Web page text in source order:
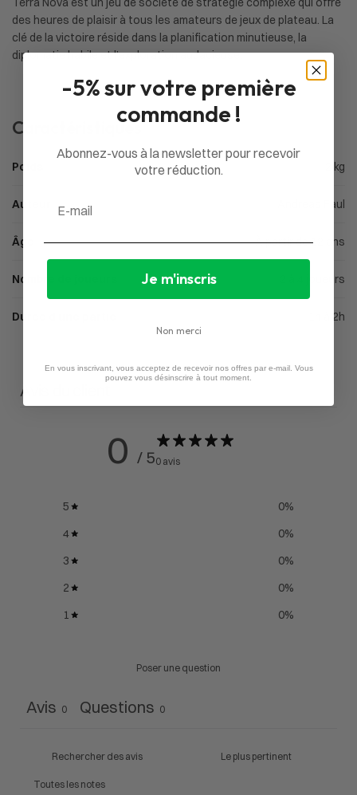
des heures de plaisir à tous les amateurs de jeux de plateau. La
clé de la victoire réside dans la planification minutieuse, la
diplomatie habile et l’exploration audacieuse.
Caractéristiques
Poids 2 kg
Auteur Andreas Faul
Âge À partir de 12 ans
Nombre de joueurs 2 à 4 joueurs
Durée d'une partie 1h à 2h
Avis du client
0 / 50 avis
5 0%
4
0%
3
0%
2
0%
1
0%
Poser une question
Avis 0 Questions 0
-5% sur votre première
commande !
Abonnez-vous à la newsletter pour recevoir
votre réduction.
Je m'inscris
Non merci
En vous inscrivant, vous acceptez de recevoir nos offres par e-mail. Vous
pouvez vous désinscrire à tout moment.